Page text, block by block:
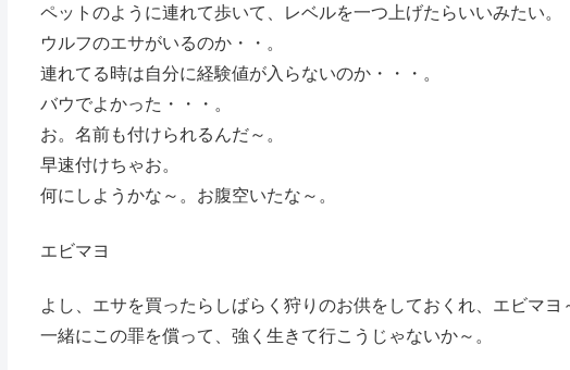
ペットのように連れて歩いて、レベルを一つ上げたらいいみたい。
ウルフのエサがいるのか・・。
連れてる時は自分に経験値が入らないのか・・・。
バウでよかった・・・。
お。名前も付けられるんだ～。
早速付けちゃお。
何にしようかな～。お腹空いたな～。
エビマヨ
よし、エサを買ったらしばらく狩りのお供をしておくれ、エビマヨ
一緒にこの罪を償って、強く生きて行こうじゃないか～。